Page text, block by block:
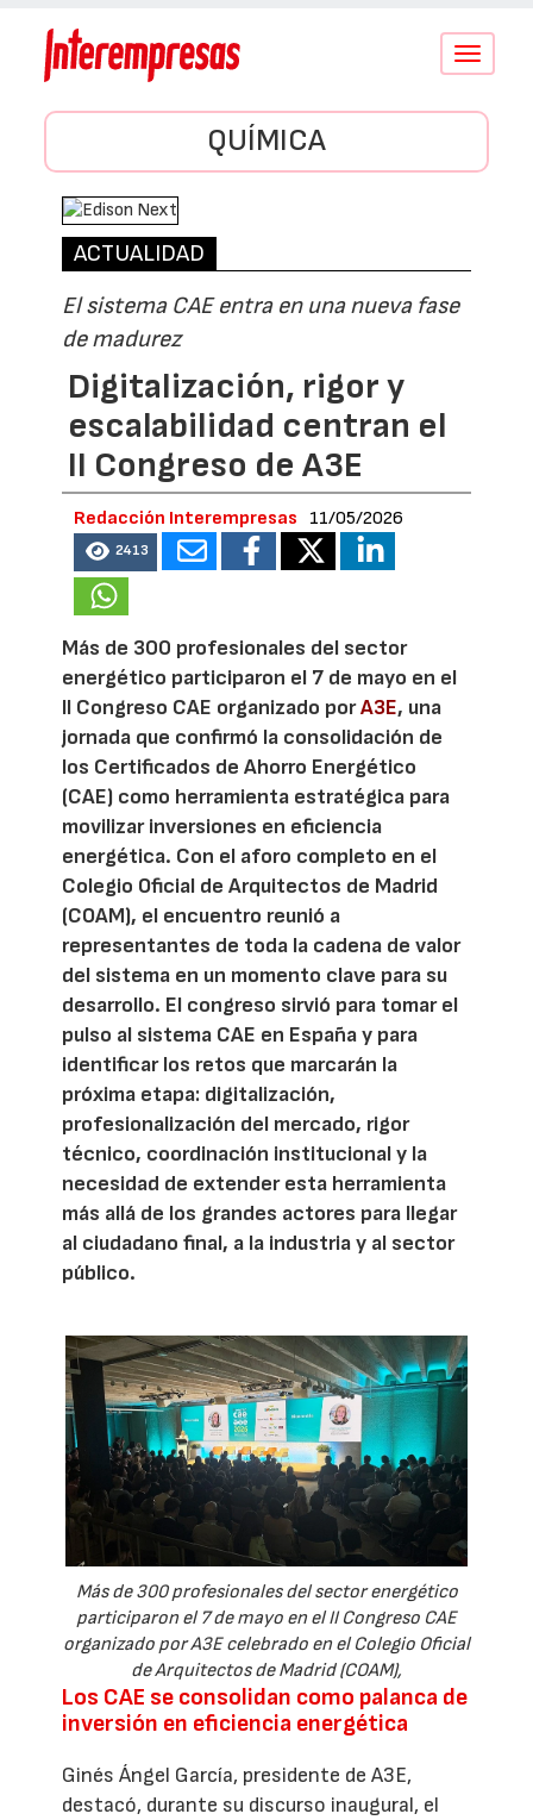
Conmutar
QUÍMICA
ACTUALIDAD
El sistema CAE entra en una nueva fase
de madurez
Digitalización, rigor y
escalabilidad centran el
II Congreso de A3E
Redacción Interempresas 11/05/2026
2413
Más de 300 profesionales del sector
energético participaron el 7 de mayo en el
II Congreso CAE organizado porA3E, una
jornada que confirmó la consolidación de
los Certificados de Ahorro Energético
(CAE) como herramienta estratégica para
movilizar inversiones en eficiencia
energética. Con el aforo completo en el
Colegio Oficial de Arquitectos de Madrid
(COAM), el encuentro reunió a
representantes de toda la cadena de valor
del sistema en un momento clave para su
desarrollo. El congreso sirvió para tomar el
pulso al sistema CAE en España y para
identificar los retos que marcarán la
próxima etapa: digitalización,
profesionalización del mercado, rigor
técnico, coordinación institucional y la
necesidad de extender esta herramienta
más allá de los grandes actores para llegar
al ciudadano final, a la industria y al sector
público.
Más de 300 profesionales del sector energético
participaron el 7 de mayo en el II Congreso CAE
organizado por A3E celebrado en el Colegio Oficial
de Arquitectos de Madrid (COAM),
Los CAE se consolidan como palanca de
inversión en eficiencia energética
Ginés Ángel García, presidente de A3E,
destacó, durante su discurso inaugural, el